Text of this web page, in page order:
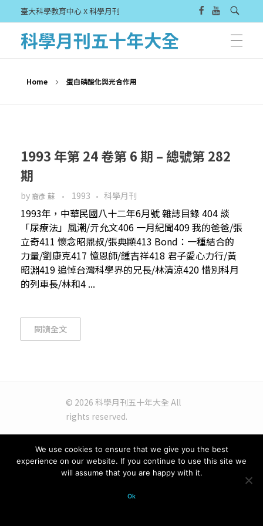
臺大科學教育中心 X 科學月刊
科學月刊五十年大全
Home 蛋白磷酸化與光合作用
1993 年第 24 卷第 6 期 – 總號第 282
期
by 裔彥 蘇 1993 科學月刊
1993年，中華民國八十二年6月號 雜誌目錄 404 談
「尿療法」風潮/亓允文406 一月紀聞409 我的爸爸/張
立奇411 懷念昭鼎叔/張典顯413 Bond：一種結合的
力量/劉康克417 憶恩師/鍾吉祥418 君子愛心力行/黃
昭淵419 追悼台灣科學界的兄長/林清涼420 惜別科月
的列車長/林和4 ...
閱讀全文
© 2026 科學月刊五十年大全 All
rights reserved.
We use cookies to ensure that we give you the best
experience on our website. If you continue to use this site we
will assume that you are happy with it.
Ok